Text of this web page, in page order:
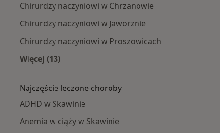
Chirurdzy naczyniowi w Chrzanowie
Chirurdzy naczyniowi w Jaworznie
Chirurdzy naczyniowi w Proszowicach
Więcej (13)
Najczęście leczone choroby
ADHD w Skawinie
Anemia w ciąży w Skawinie